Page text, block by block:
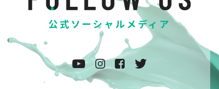
公式ソーシャルメディア